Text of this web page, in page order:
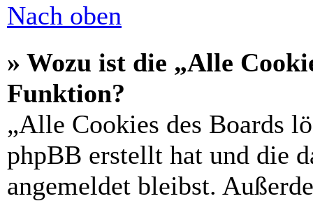
Nach oben
» Wozu ist die „Alle
Funktion?
„Alle Cookies des Boards
phpBB erstellt hat und die
angemeldet bleibst.